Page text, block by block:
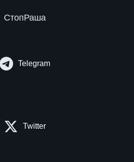
СтопРаша
Telegram
Twitter